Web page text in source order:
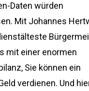
Daten würden
Mit Johannes
mit einer enormen
Sie können ein
verdienen. Und